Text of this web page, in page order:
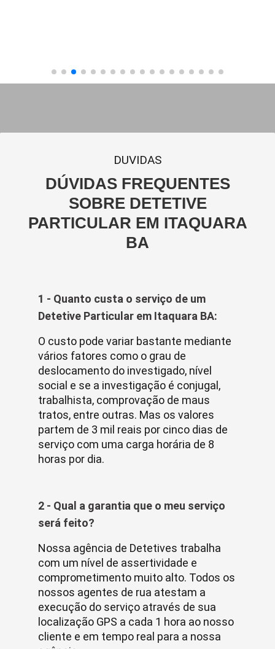
DUVIDAS
DÚVIDAS FREQUENTES
SOBRE DETETIVE
PARTICULAR EM ITAQUARA
BA
1 - Quanto custa o serviço de um
Detetive Particular em Itaquara BA:
O custo pode variar bastante mediante
vários fatores como o grau de
deslocamento do investigado, nível
social e se a investigação é conjugal,
trabalhista, comprovação de maus
tratos, entre outras. Mas os valores
partem de 3 mil reais por cinco dias de
serviço com uma carga horária de 8
horas por dia.
2 - Qual a garantia que o meu serviço
será feito?
Nossa agência de Detetives trabalha
com um nível de assertividade e
comprometimento muito alto. Todos os
nossos agentes de rua atestam a
execução do serviço através de sua
localização GPS a cada 1 hora ao nosso
cliente e em tempo real para a nossa